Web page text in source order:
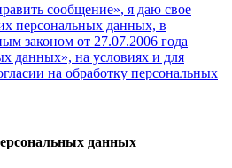
сообщение», я даю свое
персональных данных, в
законом от 27.07.2006 года
данных», на условиях и для
на обработку персональных
данных